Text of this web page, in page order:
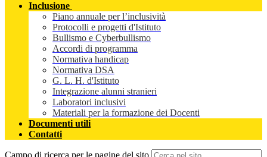
Inclusione
Piano annuale per l’inclusività
Protocolli e progetti d'Istituto
Bullismo e Cyberbullismo
Accordi di programma
Normativa handicap
Normativa DSA
G. L. H. d'Istituto
Integrazione alunni stranieri
Laboratori inclusivi
Materiali per la formazione dei Docenti
Documenti utili
Contatti